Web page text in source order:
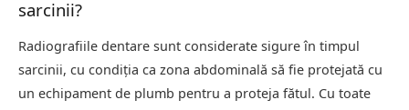
sarcinii?
Radiografiile dentare sunt considerate sigure în timpul
sarcinii, cu condiția ca zona abdominală să fie protejată cu
un echipament de plumb pentru a proteja fătul. Cu toate